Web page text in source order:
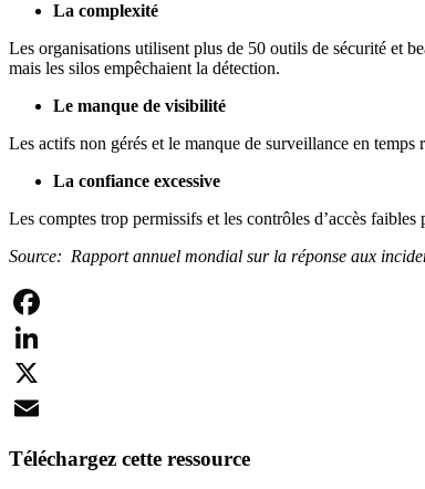
La complexité
Les organisations utilisent plus de 50 outils de sécurité et
mais les silos empêchaient la détection.
Le manque de visibilité
Les actifs non gérés et le manque de surveillance en
La confiance excessive
Les comptes trop permissifs et les contrôles d’accès
Source: Rapport annuel mondial sur la réponse aux
Facebook
LinkedIn
X
Téléchargez cette ressource